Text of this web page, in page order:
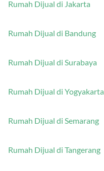
Rumah Dijual di Jakarta
Rumah Dijual di Bandung
Rumah Dijual di Surabaya
Rumah Dijual di Yogyakarta
Rumah Dijual di Semarang
Rumah Dijual di Tangerang